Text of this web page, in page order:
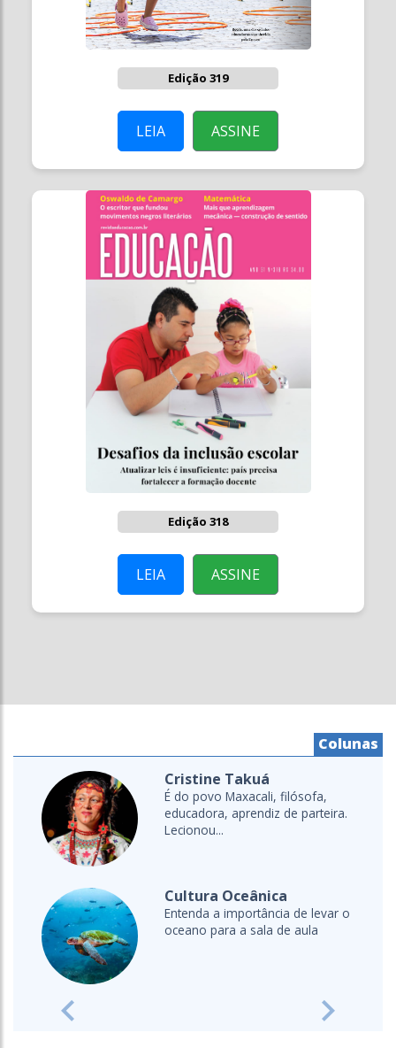
Edição 319
LEIA ASSINE
Edição 318
LEIA ASSINE
Colunas
Cristine Takuá
É do povo Maxacali, filósofa,
educadora, aprendiz de parteira.
Lecionou...
Cultura Oceânica
Entenda a importância de levar o
oceano para a sala de aula
Previous Next